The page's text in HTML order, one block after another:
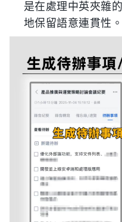
是在處理中英夾雜
地保留語意連貫性。